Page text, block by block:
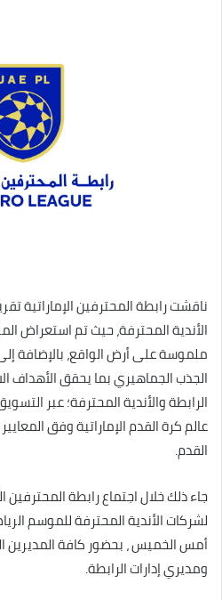
ناقشت رابطة المحترفين الإماراتية
الأندية المحترفة، حيث تم استعراض
ملموسة على أرض الواقع، بالإضافة
الجذب الجماهيري بما يحقق الأهداف
الرابطة والأندية المحترفة؛ عبر
عالم كرة القدم الإماراتية وفق
القدم.
جاء ذلك خلال اجتماع رابطة المحترفين
أمس الخميس ، بحضور كافة المديرين
ومديري إدارات الرابطة.